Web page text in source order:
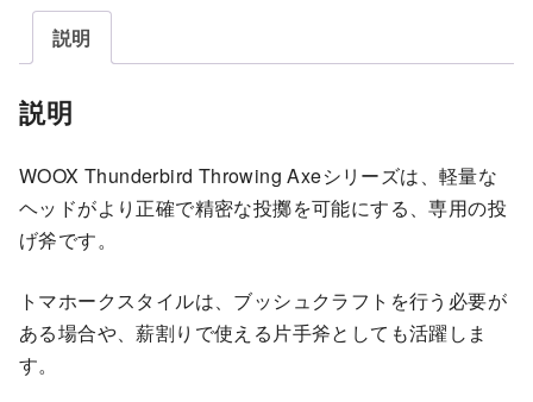
n
d
e
r
d
T
h
説明
説明
WOOX Thunderbird Throwing Axeシリーズは、軽量な
ヘッドがより正確で精密な投擲を可能にする、専用の投
げ斧です。
トマホークスタイルは、ブッシュクラフトを行う必要が
ある場合や、薪割りで使える片手斧としても活躍しま
す。